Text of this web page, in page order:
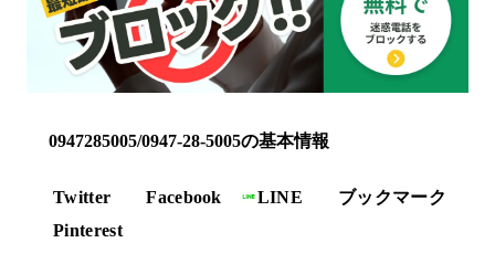
0947285005/0947-28-5005の基本情報
Twitter Facebook LINE
ブックマーク
Pinterest